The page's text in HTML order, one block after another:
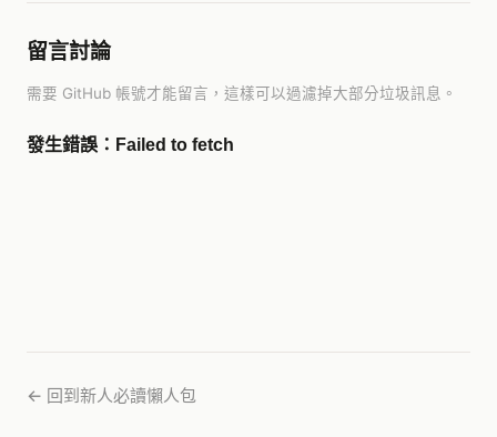
留言討論
需要 GitHub 帳號才能留言，這樣可以過濾掉大部分垃圾訊息。
← 回到新人必讀懶人包